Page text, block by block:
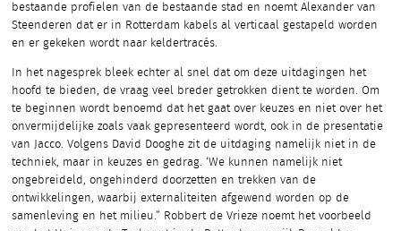
bestaande profielen van de bestaande stad en noemt Alexander van
Steenderen dat er in Rotterdam kabels al verticaal gestapeld worden
en er gekeken wordt naar keldertracés.
In het nagesprek bleek echter al snel dat om deze uitdagingen het
hoofd te bieden, de vraag veel breder getrokken dient te worden. Om
te beginnen wordt benoemd dat het gaat over keuzes en niet over het
onvermijdelijke zoals vaak gepresenteerd wordt, ook in de presentatie
van Jacco. Volgens David Dooghe zit de uitdaging namelijk niet in de
techniek, maar in keuzes en gedrag. ‘We kunnen namelijk niet
ongebreideld, ongehinderd doorzetten en trekken van de
ontwikkelingen, waarbij externaliteiten afgewend worden op de
samenleving en het milieu.” Robbert de Vrieze noemt het voorbeeld